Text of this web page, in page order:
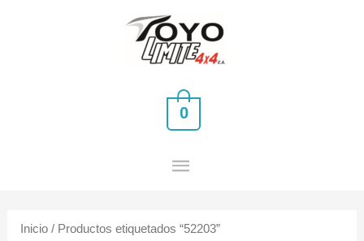
MENÚ
PRINCIPAL
0
Inicio / Productos etiquetados “52203”